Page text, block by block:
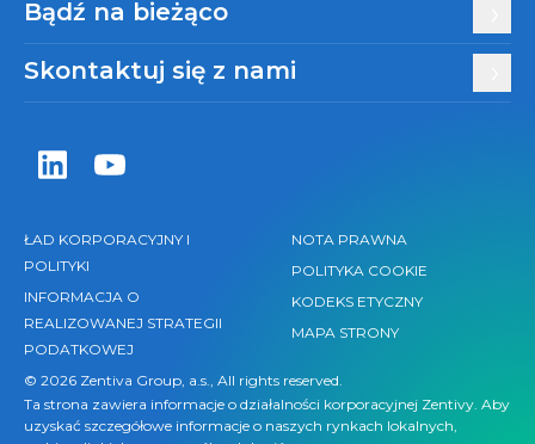
Zentiva LinkedIn
Zentiva YouTube
Bądź na bieżąco
Skontaktuj się z nami
ŁAD KORPORACYJNY I
POLITYKI
INFORMACJA O
REALIZOWANEJ STRATEGII
PODATKOWEJ
NOTA PRAWNA
POLITYKA COOKIE
KODEKS ETYCZNY
MAPA STRONY
© 2026 Zentiva Group, a.s., All rights reserved.
Ta strona zawiera informacje o działalności korporacyjnej Zentivy. Aby
uzyskać szczegółowe informacje o naszych rynkach lokalnych,